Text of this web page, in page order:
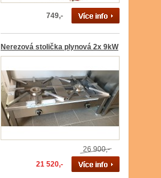
749,-
Nerezová stolička plynová 2x 9kW
26 900,-
21 520,-